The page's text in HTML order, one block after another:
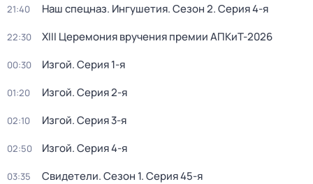
21:40 Наш спецназ. Ингушетия. Сезон 2. Серия 4-я
22:30 ХIII Церемония вручения премии АПКиТ-2026
00:30 Изгой. Серия 1-я
01:20 Изгой. Серия 2-я
02:10 Изгой. Серия 3-я
02:50 Изгой. Серия 4-я
03:35 Свидетели. Сезон 1. Серия 45-я